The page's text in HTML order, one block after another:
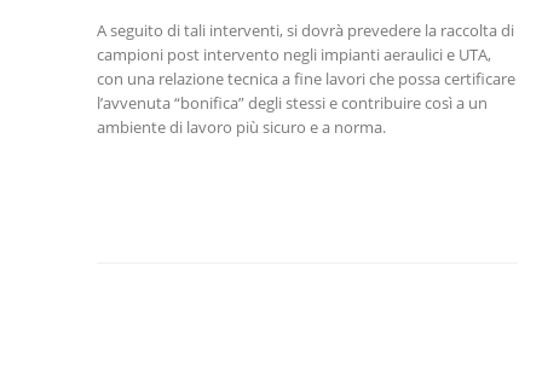
A seguito di tali interventi, si dovrà prevedere la raccolta di
campioni post intervento negli impianti aeraulici e UTA,
con una relazione tecnica a fine lavori che possa certificare
l’avvenuta “bonifica” degli stessi e contribuire così a un
ambiente di lavoro più sicuro e a norma.